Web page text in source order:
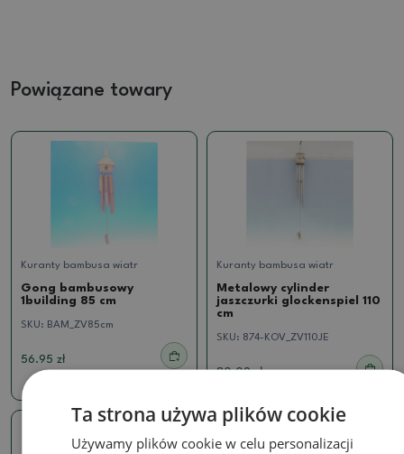
Powiązane towary
Kuranty bambusa wiatr
Gong bambusowy
1building 85 cm
SKU: BAM_ZV85cm
56.95 zł
Kuranty bambusa wiatr
Metalowy cylinder
jaszczurki glockenspiel 110
cm
SKU: 874-KOV_ZV110JE
80.09 zł
Ta strona używa plików cookie
Używamy plików cookie w celu personalizacji